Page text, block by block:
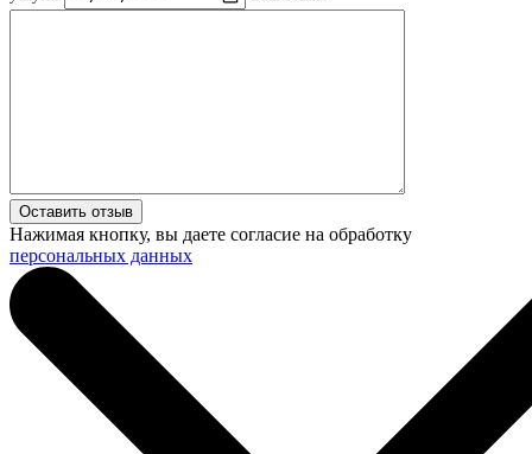
Нажимая кнопку, вы даете согласие на обработку
персональных данных